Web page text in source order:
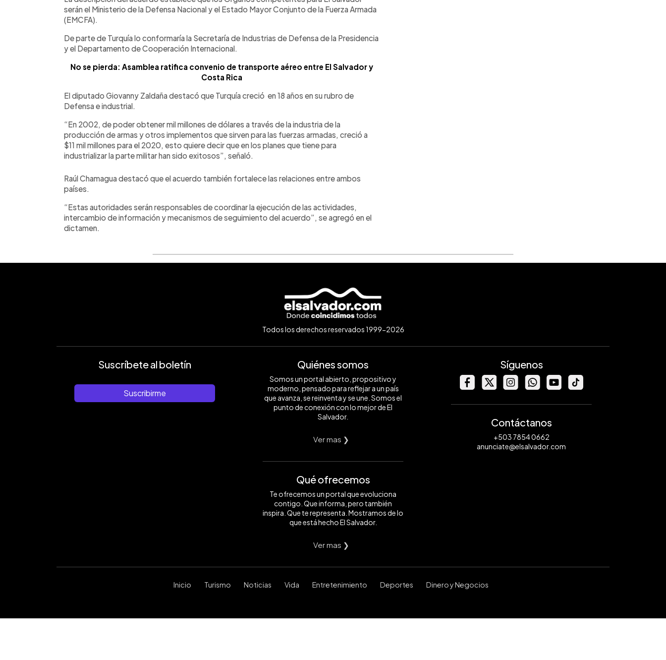
serán el Ministerio de la Defensa Nacional y el Estado Mayor Conjunto de la Fuerza Armada
(EMCFA).
De parte de Turquía lo conformaría la Secretaría de Industrias de Defensa de la Presidencia
y el Departamento de Cooperación Internacional.
No se pierda: Asamblea ratifica convenio de transporte aéreo entre El Salvador y
Costa Rica
El diputado Giovanny Zaldaña destacó que Turquía creció en 18 años en su rubro de
Defensa e industrial.
“En 2002, de poder obtener mil millones de dólares a través de la industria de la
producción de armas y otros implementos que sirven para las fuerzas armadas, creció a
$11 mil millones para el 2020, esto quiere decir que en los planes que tiene para
industrializar la parte militar han sido exitosos”, señaló.
Raúl Chamagua destacó que el acuerdo también fortalece las relaciones entre ambos
países.
“Estas autoridades serán responsables de coordinar la ejecución de las actividades,
intercambio de información y mecanismos de seguimiento del acuerdo”, se agregó en el
dictamen.
Todos los derechos reservados 1999-2026
Suscríbete al boletín
Suscribirme
Quiénes somos
Somos un portal abierto, propositivo y
moderno, pensado para reflejar a un país
que avanza, se reinventa y se une. Somos el
punto de conexión con lo mejor de El
Salvador.
Ver mas ❯
Qué ofrecemos
Te ofrecemos un portal que evoluciona
contigo. Que informa, pero también
inspira. Que te representa. Mostramos de lo
que está hecho El Salvador.
Ver mas ❯
Síguenos
Contáctanos
+503 7854 0662
anunciate@elsalvador.com
Inicio Turismo Noticias Vida Entretenimiento Deportes Dinero y Negocios